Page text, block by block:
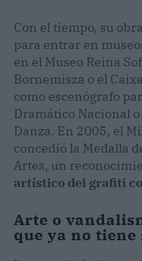
Con el tiempo, su
para entrar en
en el Museo Reina
Bornemisza o el
como escenógrafo
Dramático Nacional
Danza. En 2005, el
concedió la Medalla
Artes, un
artístico del grafiti
Arte o
que ya no tiene